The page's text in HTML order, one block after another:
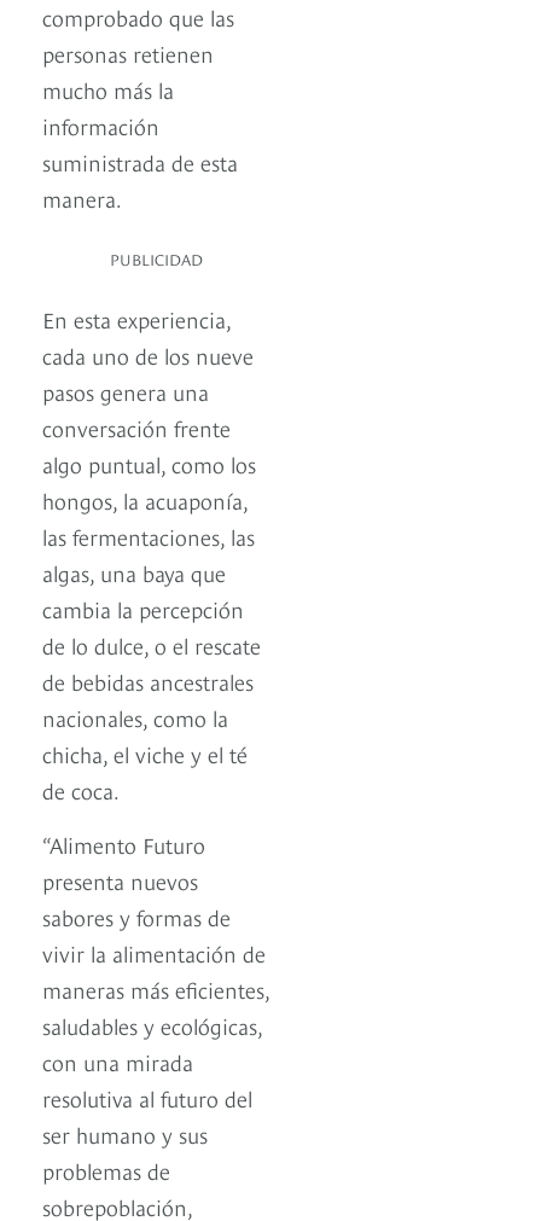
comprobado que las
personas retienen
mucho más la
información
suministrada de esta
manera.
PUBLICIDAD
En esta experiencia,
cada uno de los nueve
pasos genera una
conversación frente
algo puntual, como los
hongos, la acuaponía,
las fermentaciones, las
algas, una baya que
cambia la percepción
de lo dulce, o el rescate
de bebidas ancestrales
nacionales, como la
chicha, el viche y el té
de coca.
“Alimento Futuro
presenta nuevos
sabores y formas de
vivir la alimentación de
maneras más eficientes,
saludables y ecológicas,
con una mirada
resolutiva al futuro del
ser humano y sus
problemas de
sobrepoblación,